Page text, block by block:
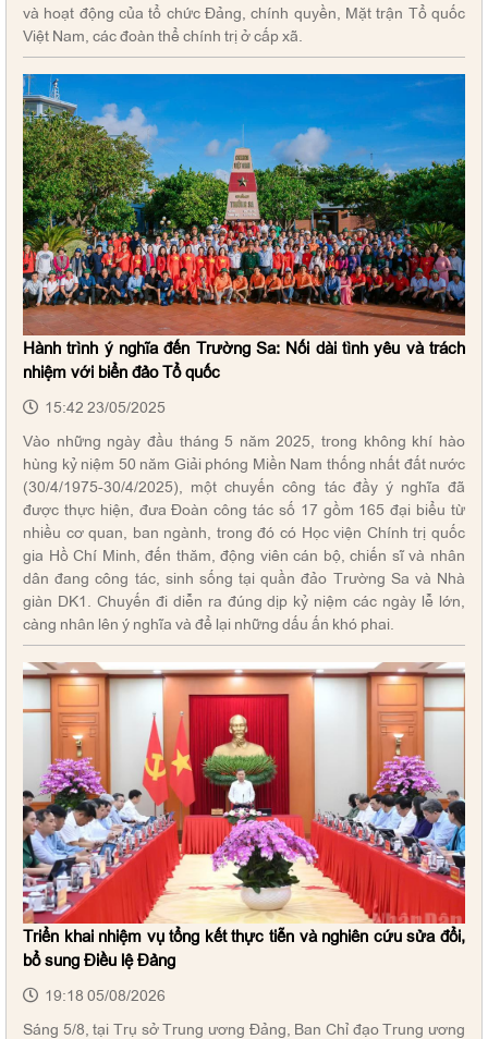
và hoạt động của tổ chức Đảng, chính quyền, Mặt trận Tổ quốc
Việt Nam, các đoàn thể chính trị ở cấp xã.
Hành trình ý nghĩa đến Trường Sa: Nối dài tình yêu và trách
nhiệm với biển đảo Tổ quốc
15:42 23/05/2025
Vào những ngày đầu tháng 5 năm 2025, trong không khí hào
hùng kỷ niệm 50 năm Giải phóng Miền Nam thống nhất đất nước
(30/4/1975-30/4/2025), một chuyến công tác đầy ý nghĩa đã
được thực hiện, đưa Đoàn công tác số 17 gồm 165 đại biểu từ
nhiều cơ quan, ban ngành, trong đó có Học viện Chính trị quốc
gia Hồ Chí Minh, đến thăm, động viên cán bộ, chiến sĩ và nhân
dân đang công tác, sinh sống tại quần đảo Trường Sa và Nhà
giàn DK1. Chuyến đi diễn ra đúng dịp kỷ niệm các ngày lễ lớn,
càng nhân lên ý nghĩa và để lại những dấu ấn khó phai.
Triển khai nhiệm vụ tổng kết thực tiễn và nghiên cứu sửa đổi,
bổ sung Điều lệ Đảng
19:18 05/08/2026
Sáng 5/8, tại Trụ sở Trung ương Đảng, Ban Chỉ đạo Trung ương